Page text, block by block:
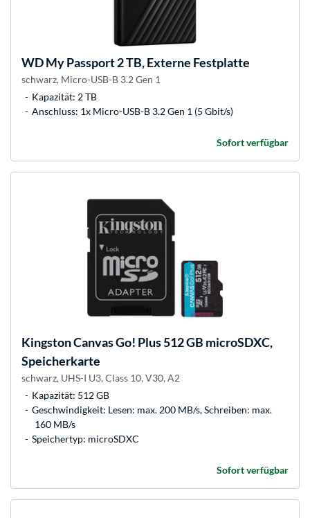
WDMy Passport 2 TB, Externe Festplatte
schwarz, Micro-USB-B 3.2 Gen 1
Kapazität: 2 TB
Anschluss: 1x Micro-USB-B 3.2 Gen 1 (5 Gbit/s)
Sofort verfügbar
KingstonCanvas Go! Plus 512 GB microSDXC,
Speicherkarte
schwarz, UHS-I U3, Class 10, V30, A2
Kapazität: 512 GB
Geschwindigkeit: Lesen: max. 200 MB/s, Schreiben: max.
160 MB/s
Speichertyp: microSDXC
Sofort verfügbar